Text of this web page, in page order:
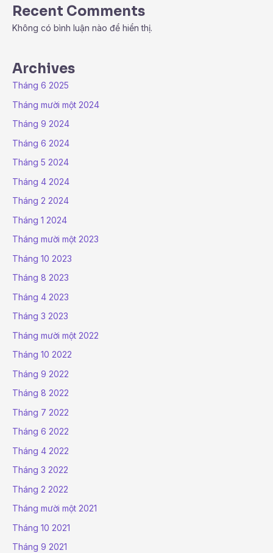
Recent Comments
Không có bình luận nào để hiển thị.
Archives
Tháng 6 2025
Tháng mười một 2024
Tháng 9 2024
Tháng 6 2024
Tháng 5 2024
Tháng 4 2024
Tháng 2 2024
Tháng 1 2024
Tháng mười một 2023
Tháng 10 2023
Tháng 8 2023
Tháng 4 2023
Tháng 3 2023
Tháng mười một 2022
Tháng 10 2022
Tháng 9 2022
Tháng 8 2022
Tháng 7 2022
Tháng 6 2022
Tháng 4 2022
Tháng 3 2022
Tháng 2 2022
Tháng mười một 2021
Tháng 10 2021
Tháng 9 2021